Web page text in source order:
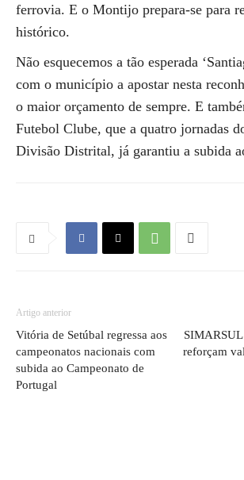
ferrovia. E o Montijo prepara-se para
histórico.
Não esquecemos a tão esperada
com o município a apostar nesta
o maior orçamento de sempre. E
Futebol Clube, que a quatro jornadas
Divisão Distrital, já garantiu a subida
Artigo anterior
Vitória de Setúbal regressa aos
campeonatos nacionais com
subida ao Campeonato de
Portugal
reforçam